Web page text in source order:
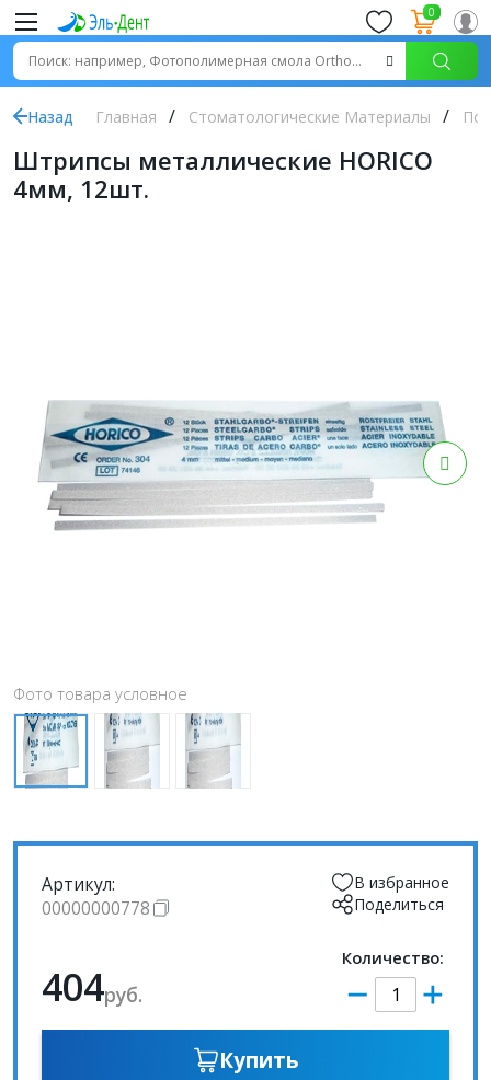
0
Назад Главная Стоматологические Материалы
Штрипсы металлические HORICO
4мм, 12шт.
Фото товара условное
Артикул:
00000000778
В избранное
Поделиться
404руб.
Количество:
Купить